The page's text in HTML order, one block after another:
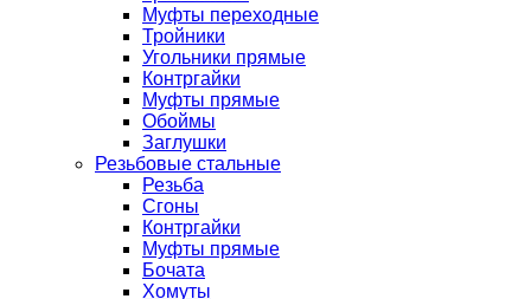
Муфты переходные
Тройники
Угольники прямые
Контргайки
Муфты прямые
Обоймы
Заглушки
Резьбовые стальные
Резьба
Сгоны
Контргайки
Муфты прямые
Бочата
Хомуты